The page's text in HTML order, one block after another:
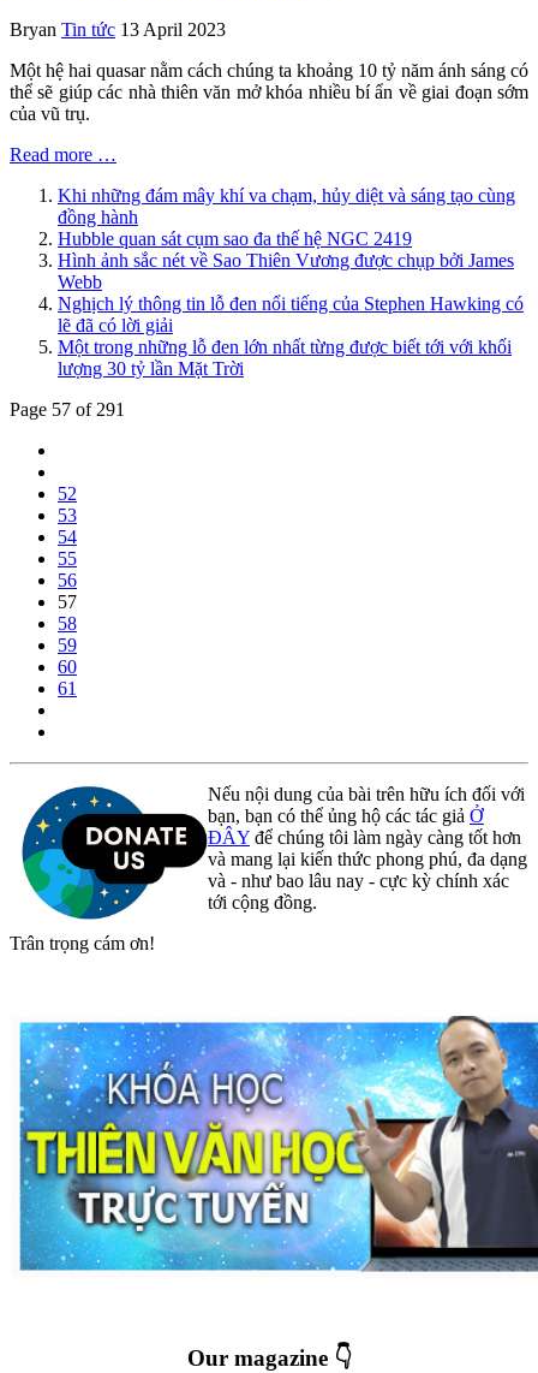
Bryan Tin tức 13 April 2023
Một hệ hai quasar nằm cách chúng ta khoảng 10 tỷ năm ánh sáng có
thể sẽ giúp các nhà thiên văn mở khóa nhiều bí ẩn về giai đoạn sớm
của vũ trụ.
Read more …
Khi những đám mây khí va chạm, hủy diệt và sáng tạo cùng
đồng hành
Hubble quan sát cụm sao đa thế hệ NGC 2419
Hình ảnh sắc nét về Sao Thiên Vương được chụp bởi James
Webb
Nghịch lý thông tin lỗ đen nổi tiếng của Stephen Hawking có
lẽ đã có lời giải
Một trong những lỗ đen lớn nhất từng được biết tới với khối
lượng 30 tỷ lần Mặt Trời
Page 57 of 291
52
53
54
55
56
57
58
59
60
61
Nếu nội dung của bài trên hữu ích đối với
bạn, bạn có thể ủng hộ các tác giả Ở
ĐÂY để chúng tôi làm ngày càng tốt hơn
và mang lại kiến thức phong phú, đa dạng
và - như bao lâu nay - cực kỳ chính xác
tới cộng đồng.
Trân trọng cám ơn!
Our magazine 👇